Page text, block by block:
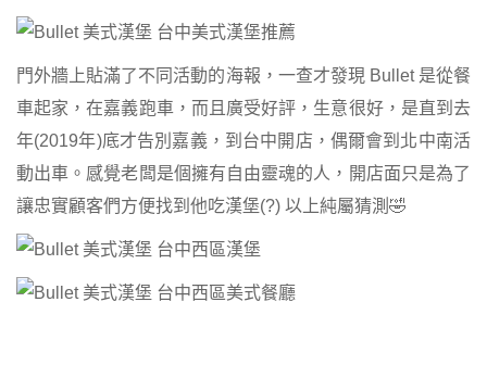
門外牆上貼滿了不同活動的海報，一查才發現 Bullet 是從餐
車起家，在嘉義跑車，而且廣受好評，生意很好，是直到去
年(2019年)底才告別嘉義，到台中開店，偶爾會到北中南活
動出車。感覺老闆是個擁有自由靈魂的人，開店面只是為了
讓忠實顧客們方便找到他吃漢堡(?) 以上純屬猜測🤣